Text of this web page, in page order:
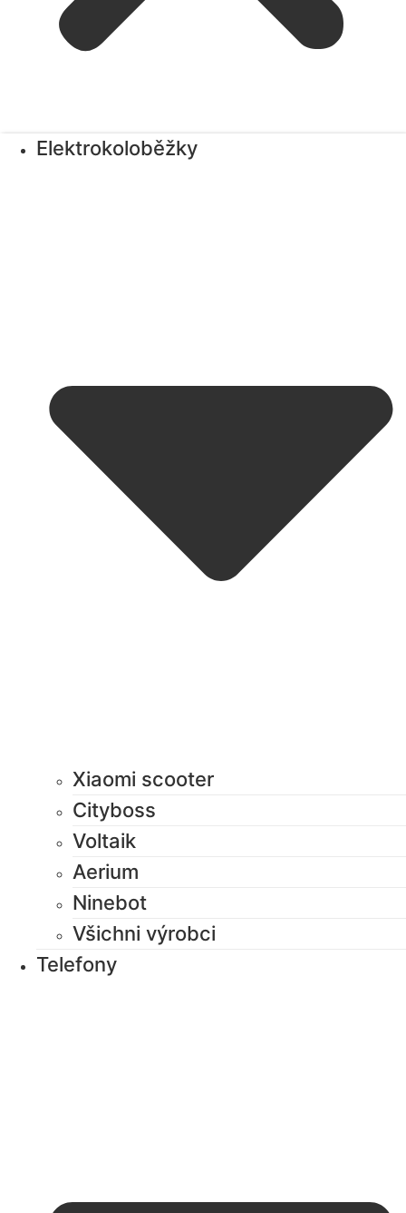
Elektrokoloběžky
Xiaomi scooter
Cityboss
Voltaik
Aerium
Ninebot
Všichni výrobci
Telefony